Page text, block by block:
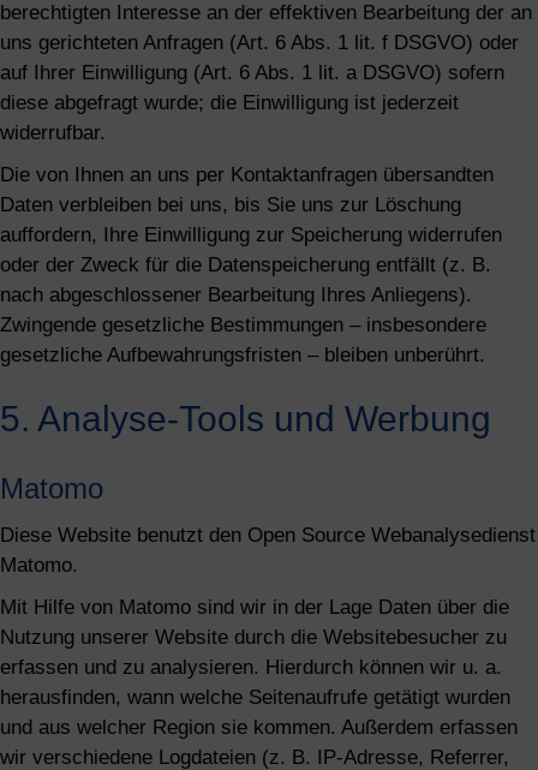
berechtigten Interesse an der effektiven Bearbeitung der an
uns gerichteten Anfragen (Art. 6 Abs. 1 lit. f DSGVO) oder
auf Ihrer Einwilligung (Art. 6 Abs. 1 lit. a DSGVO) sofern
diese abgefragt wurde; die Einwilligung ist jederzeit
widerrufbar.
Die von Ihnen an uns per Kontaktanfragen übersandten
Daten verbleiben bei uns, bis Sie uns zur Löschung
auffordern, Ihre Einwilligung zur Speicherung widerrufen
oder der Zweck für die Datenspeicherung entfällt (z. B.
nach abgeschlossener Bearbeitung Ihres Anliegens).
Zwingende gesetzliche Bestimmungen – insbesondere
gesetzliche Aufbewahrungsfristen – bleiben unberührt.
5. Analyse-Tools und Werbung
Matomo
Diese Website benutzt den Open Source Webanalysedienst
Matomo.
Mit Hilfe von Matomo sind wir in der Lage Daten über die
Nutzung unserer Website durch die Websitebesucher zu
erfassen und zu analysieren. Hierdurch können wir u. a.
herausfinden, wann welche Seitenaufrufe getätigt wurden
und aus welcher Region sie kommen. Außerdem erfassen
wir verschiedene Logdateien (z. B. IP-Adresse, Referrer,